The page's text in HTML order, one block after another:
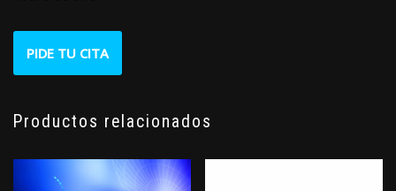
PIDE TU CITA
Productos relacionados